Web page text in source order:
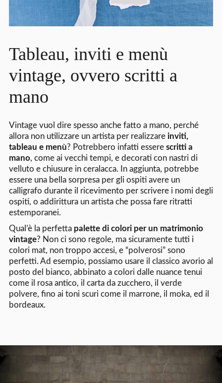
Tableau, inviti e menù
vintage, ovvero scritti a
mano
Vintage vuol dire spesso anche fatto a mano, perché
allora non utilizzare un artista per realizzareinviti,
tableau e menù? Potrebbero infatti essere scritti a
mano, come ai vecchi tempi, e decorati con nastri di
velluto e chiusure in ceralacca. In aggiunta, potrebbe
essere una bella sorpresa per gli ospiti avere un
calligrafo durante il ricevimento per scrivere i nomi degli
ospiti, o addirittura un artista che possa fare ritratti
estemporanei.
Qual’è la perfetta palette di colori per un matrimonio
vintage? Non ci sono regole, ma sicuramente tutti i
colori mat, non troppo accesi, e “polverosi” sono
perfetti. Ad esempio, possiamo usare il classico avorio al
posto del bianco, abbinato a colori dalle nuance tenui
come il rosa antico, il carta da zucchero, il verde
polvere, fino ai toni scuri come il marrone, il moka, ed il
bordeaux.